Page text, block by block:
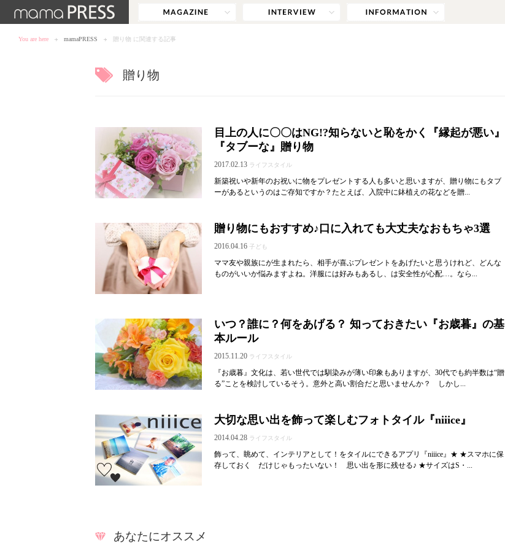
You are here mamaPRESS 贈り物 に関連する記事
贈り物
目上の人に〇〇はNG!?知らないと恥をかく『縁起が悪い』
『タブーな』贈り物
2017.02.13 ライフスタイル
新築祝いや新年のお祝いに物をプレゼントする人も多いと思いますが、贈り物にもタブ
ーがあるというのはご存知ですか？たとえば、入院中に鉢植えの花などを贈...
贈り物にもおすすめ♪口に入れても大丈夫なおもちゃ3選
2016.04.16 子ども
ママ友や親族にが生まれたら、相手が喜ぶプレゼントをあげたいと思うけれど、どんな
ものがいいか悩みますよね。洋服には好みもあるし、は安全性が心配…。なら...
いつ？誰に？何をあげる？ 知っておきたい『お歳暮』の基
本ルール
2015.11.20 ライフスタイル
『お歳暮』文化は、若い世代では馴染みが薄い印象もありますが、30代でも約半数は“贈
る”ことを検討しているそう。意外と高い割合だと思いませんか？ しかし...
大切な思い出を飾って楽しむフォトタイル『niiice』
2014.04.28 ライフスタイル
飾って、眺めて、インテリアとして！をタイルにできるアプリ『niiice』★ ★スマホに保
存しておく だけじゃもったいない！ 思い出を形に残せる♪ ★サイズはS・...
あなたにオススメ